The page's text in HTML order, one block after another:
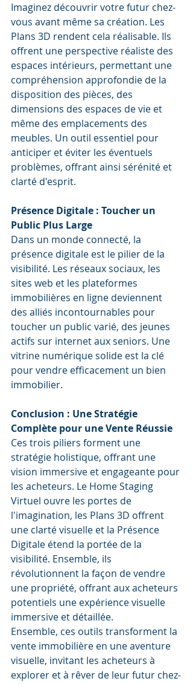
Imaginez découvrir votre futur chez-
vous avant même sa création. Les
Plans 3D rendent cela réalisable. Ils
offrent une perspective réaliste des
espaces intérieurs, permettant une
compréhension approfondie de la
disposition des pièces, des
dimensions des espaces de vie et
même des emplacements des
meubles. Un outil essentiel pour
anticiper et éviter les éventuels
problèmes, offrant ainsi sérénité et
clarté d'esprit.
Présence Digitale : Toucher un
Public Plus Large
Dans un monde connecté, la
présence digitale est le pilier de la
visibilité. Les réseaux sociaux, les
sites web et les plateformes
immobilières en ligne deviennent
des alliés incontournables pour
toucher un public varié, des jeunes
actifs sur internet aux seniors. Une
vitrine numérique solide est la clé
pour vendre efficacement un bien
immobilier.
Conclusion : Une Stratégie
Complète pour une Vente Réussie
Ces trois piliers forment une
stratégie holistique, offrant une
vision immersive et engageante pour
les acheteurs. Le Home Staging
Virtuel ouvre les portes de
l'imagination, les Plans 3D offrent
une clarté visuelle et la Présence
Digitale étend la portée de la
visibilité. Ensemble, ils
révolutionnent la façon de vendre
une propriété, offrant aux acheteurs
potentiels une expérience visuelle
immersive et détaillée.
Ensemble, ces outils transforment la
vente immobilière en une aventure
visuelle, invitant les acheteurs à
explorer et à rêver de leur futur chez-